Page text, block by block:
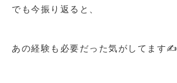
でも今振り返ると、
あの経験も必要だった気がしてます✍